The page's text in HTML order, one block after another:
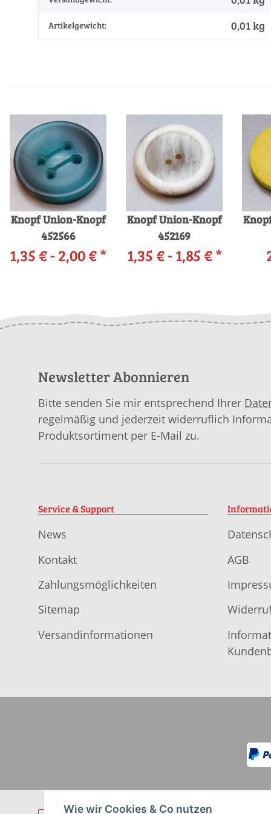
Artikelgewicht: 0,01kg
Knopf Union-Knopf
452566
1,35 € -2,00 €*
Knopf Union-Knopf
452169
1,35 € -1,85 €*
Newsletter Abonnieren
Bitte senden Sie mir entsprechend Ihrer
regelmäßig und jederzeit widerruflich
Produktsortiment per E-Mail zu.
Service & Support
News
Kontakt
Zahlungsmöglichkeiten
Sitemap
Versandinformationen
AGB
Wie wir Cookies & Co nutzen